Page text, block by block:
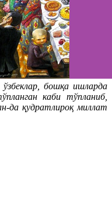
бошқа ишларда
каби тўпланиб,
да қудратлироқ миллат